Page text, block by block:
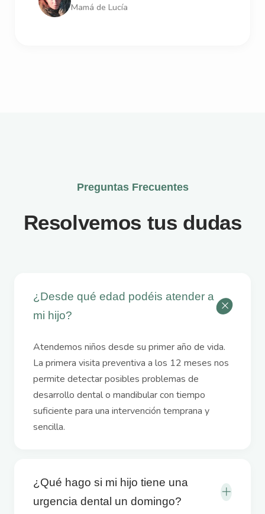
Mamá de Lucía
Preguntas Frecuentes
Resolvemos tus dudas
¿Desde qué edad podéis atender a
mi hijo?
Atendemos niños desde su primer año de vida.
La primera visita preventiva a los 12 meses nos
permite detectar posibles problemas de
desarrollo dental o mandibular con tiempo
suficiente para una intervención temprana y
sencilla.
¿Qué hago si mi hijo tiene una
urgencia dental un domingo?